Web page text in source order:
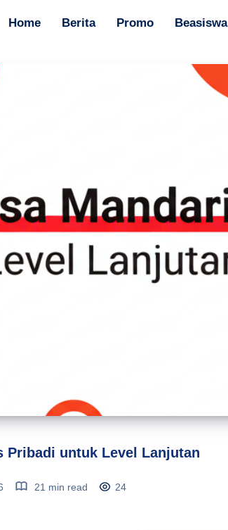
Home Berita Promo Beasiswa
Pribadi untuk Level Lanjutan
21 min read 24